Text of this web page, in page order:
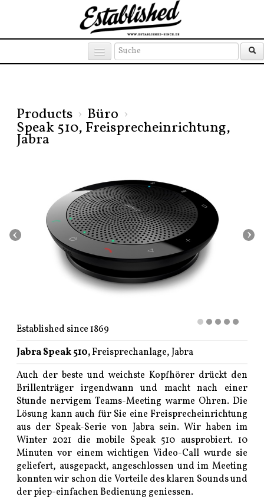
Products › Büro ›
Speak 510, Freisprecheinrichtung,
Jabra
‹ ›
Established since 1869
Jabra Speak 510,Freisprechanlage, Jabra
Auch der beste und weichste Kopfhörer drückt den
Brillenträger irgendwann und macht nach einer
Stunde nervigem Teams-Meeting warme Ohren. Die
Lösung kann auch für Sie eine Freisprecheinrichtung
aus der Speak-Serie von Jabra sein. Wir haben im
Winter 2021 die mobile Speak 510 ausprobiert. 10
Minuten vor einem wichtigen Video-Call wurde sie
geliefert, ausgepackt, angeschlossen und im Meeting
konnten wir schon die Vorteile des klaren Sounds und
der piep-einfachen Bedienung geniessen.